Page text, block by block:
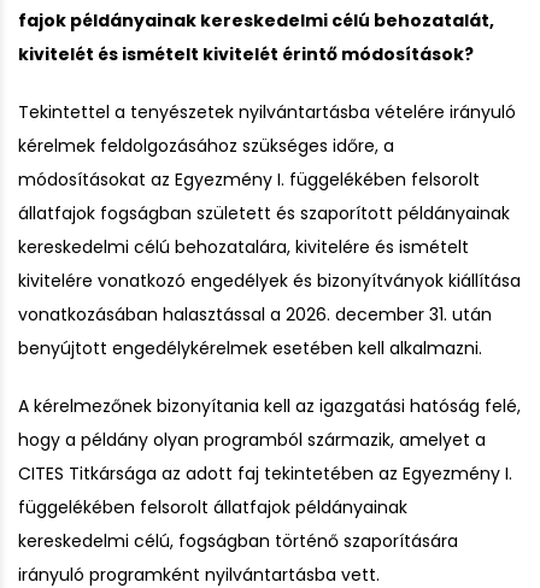
fajok példányainak kereskedelmi célú behozatalát,
kivitelét és ismételt kivitelét érintő módosítások?
Tekintettel a tenyészetek nyilvántartásba vételére irányuló
kérelmek feldolgozásához szükséges időre, a
módosításokat az Egyezmény I. függelékében felsorolt
állatfajok fogságban született és szaporított példányainak
kereskedelmi célú behozatalára, kivitelére és ismételt
kivitelére vonatkozó engedélyek és bizonyítványok kiállítása
vonatkozásában halasztással a 2026. december 31. után
benyújtott engedélykérelmek esetében kell alkalmazni.
A kérelmezőnek bizonyítania kell az igazgatási hatóság felé,
hogy a példány olyan programból származik, amelyet a
CITES Titkársága az adott faj tekintetében az Egyezmény I.
függelékében felsorolt állatfajok példányainak
kereskedelmi célú, fogságban történő szaporítására
irányuló programként nyilvántartásba vett.